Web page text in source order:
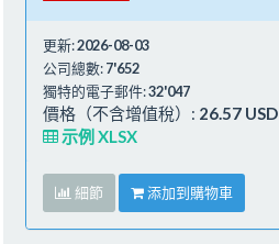
更新:2026-08-03
公司總數:7'652
獨特的電子郵件:32'047
價格（不含增值稅）: 26.57 USD
示例 XLSX
細節 添加到購物車